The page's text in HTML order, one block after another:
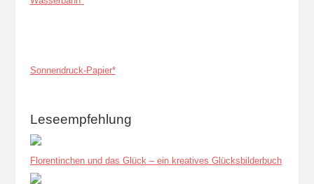
Sonnendruck-Papier*
Leseempfehlung
Florentinchen und das Glück – ein kreatives Glücksbilderbuch